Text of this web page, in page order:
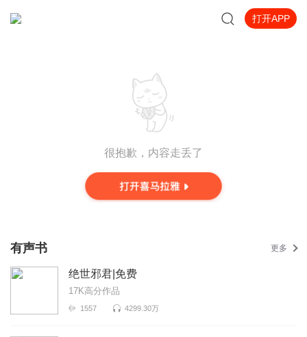
打开APP
很抱歉，内容走丢了
有声书 更多
绝世邪君|免费
17K高分作品
1557 4299.30万